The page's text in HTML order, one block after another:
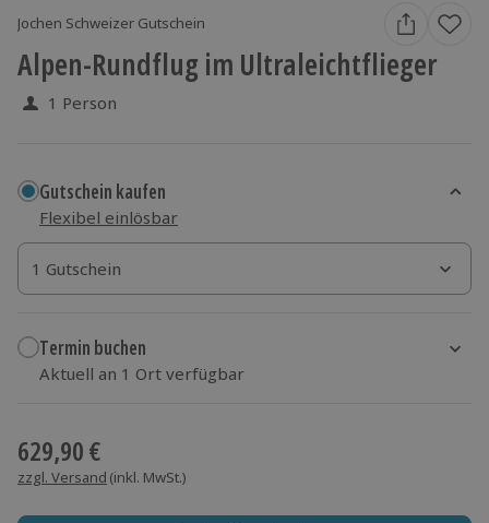
Jochen Schweizer Gutschein
Alpen-Rundflug im Ultraleichtflieger
1 Person
Gutschein kaufen
Flexibel einlösbar
1 Gutschein
1 Gutschein
1 Gutschein
Termin buchen
Aktuell an 1 Ort verfügbar
629,90 €
zzgl. Versand (inkl. MwSt.)